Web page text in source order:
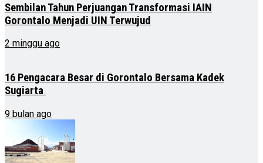
Sembilan Tahun Perjuangan Transformasi IAIN
Gorontalo Menjadi UIN Terwujud
2 minggu ago
16 Pengacara Besar di Gorontalo Bersama Kadek
Sugiarta
9 bulan ago